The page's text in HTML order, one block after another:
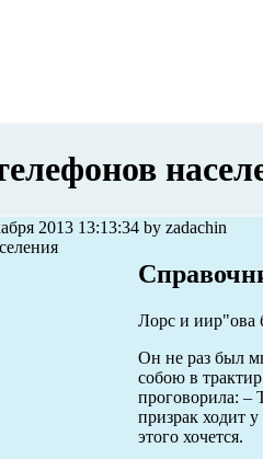
2013 13:13:34 by zadachin
Лорс и иир"ова
Он не раз был
собою в
проговорила: –
призрак ходит
этого хочется.